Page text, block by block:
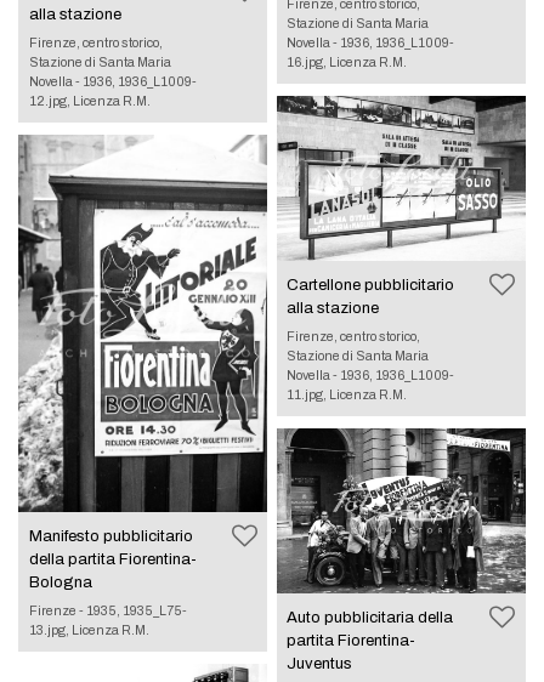
alla stazione
Firenze, centro storico,
Stazione di Santa Maria
Novella - 1936, 1936_L1009-
12.jpg, Licenza R.M.
Manifesto pubblicitario
della partita Fiorentina-
Bologna
Firenze - 1935, 1935_L75-
13.jpg, Licenza R.M.
Firenze, centro storico,
Stazione di Santa Maria
Novella - 1936, 1936_L1009-
16.jpg, Licenza R.M.
Cartellone pubblicitario
alla stazione
Firenze, centro storico,
Stazione di Santa Maria
Novella - 1936, 1936_L1009-
11.jpg, Licenza R.M.
Auto pubblicitaria della
partita Fiorentina-
Juventus